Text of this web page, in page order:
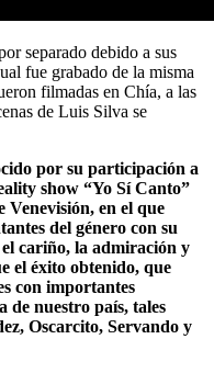
separado debido a sus
fue grabado de la misma
filmadas en Chía, a las
de Luis Silva se
por su participación a
show “Yo Sí Canto”
Venevisión, en el que
del género con su
cariño, la admiración y
el éxito obtenido, que
con importantes
de nuestro país, tales
Oscarcito, Servando y